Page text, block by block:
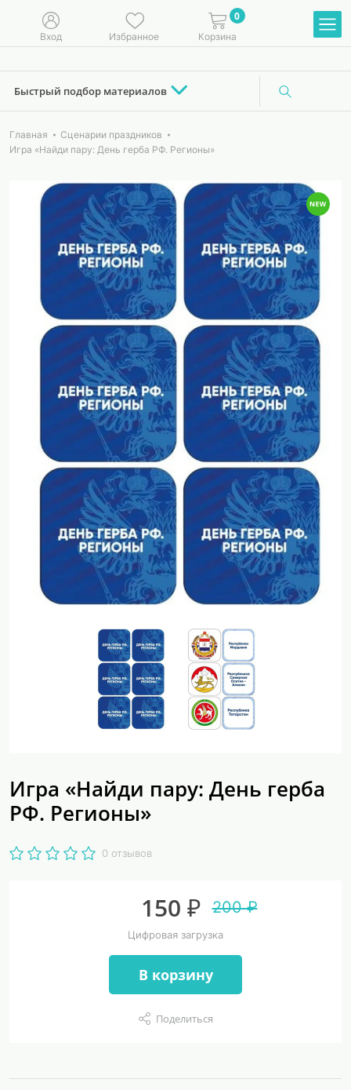
Вход Избранное
0
Корзина
Быстрый подбор материалов
Главная
Сценарии праздников
Игра «Найди пару: День герба РФ. Регионы»
Игра «Найди пару: День герба
РФ. Регионы»
0 отзывов
150 ₽ 200 ₽
Цифровая загрузка
В корзину
Поделиться